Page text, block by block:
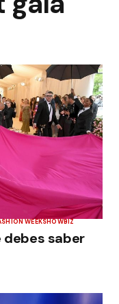
WEEKSHOWBIZ
debes saber